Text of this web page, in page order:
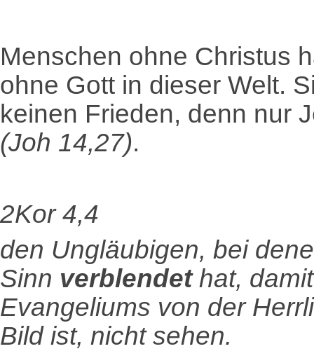
Menschen ohne Christus
ohne Gott in dieser Welt.
keinen Frieden, denn nur
(Joh 14,27).
2Kor 4,4
den Ungläubigen, bei
Sinn verblendethat,
Evangeliums von der
Bild ist, nicht sehen.